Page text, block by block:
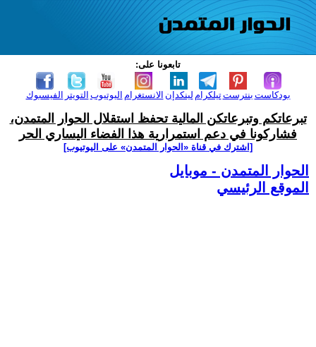
تابعونا على:
الفيسبوك التويتر اليوتيوب الانستغرام لينكدإن تيلكرامبنترست بودكاست
تبرعاتكم وتبرعاتكن المالية تحفظ استقلال الحوار المتمدن،
فشاركونا في دعم استمرارية هذا الفضاء اليساري الحر
[اشترك في قناة ‫«الحوار المتمدن» على اليوتيوب]
الحوار المتمدن - موبايل
الموقع الرئيسي